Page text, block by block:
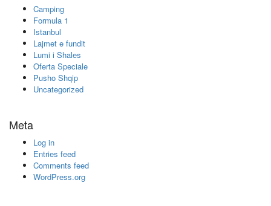
Camping
Formula 1
Istanbul
Lajmet e fundit
Lumi i Shales
Oferta Speciale
Pusho Shqip
Uncategorized
Meta
Log in
Entries feed
Comments feed
WordPress.org